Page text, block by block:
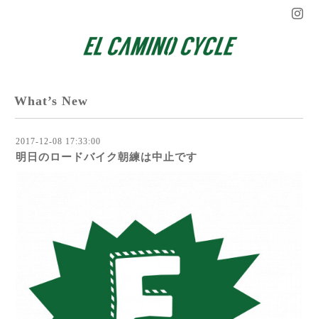
What’s New
2017-12-08 17:33:00
明日のロードバイク朝練は中止です